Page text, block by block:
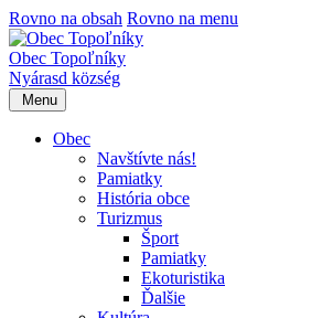
Rovno na obsah Rovno na menu
Obec Topoľníky
Nyárasd község
Menu
Obec
Navštívte nás!
Pamiatky
História obce
Turizmus
Šport
Pamiatky
Ekoturistika
Ďalšie